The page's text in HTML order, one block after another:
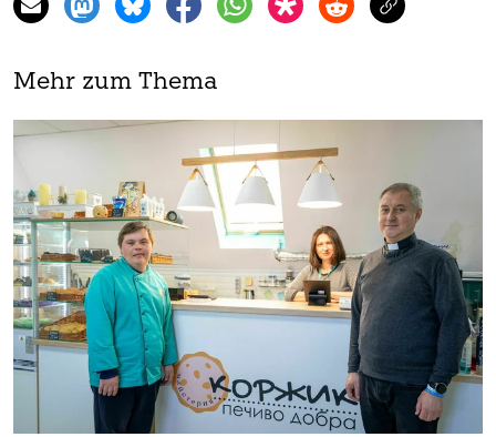
Mehr zum Thema